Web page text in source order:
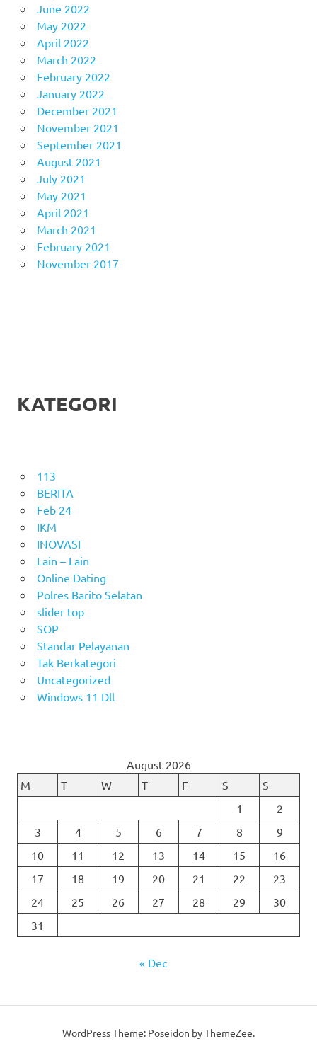
June 2022
May 2022
April 2022
March 2022
February 2022
January 2022
December 2021
November 2021
September 2021
August 2021
July 2021
May 2021
April 2021
March 2021
February 2021
November 2017
KATEGORI
113
BERITA
Feb 24
IKM
INOVASI
Lain – Lain
Online Dating
Polres Barito Selatan
slider top
SOP
Standar Pelayanan
Tak Berkategori
Uncategorized
Windows 11 Dll
August 2026
M
T W T F S
S
1
2
3
4 5 6 7 8
9
10
11 12 13 14 15
16
17
18 19 20 21 22
23
24
25 26 27 28 29
30
31
« Dec
WordPress Theme: Poseidon by ThemeZee.